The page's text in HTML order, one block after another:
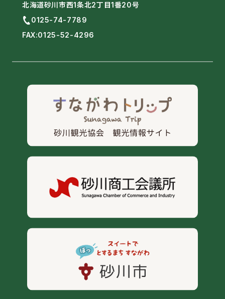
北海道砂川市西1条北2丁目1番20号
0125-74-7789
FAX:0125-52-4296